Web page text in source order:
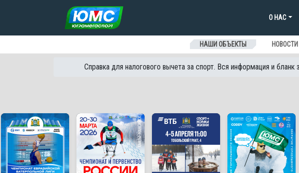
Перейти к содержанию
О НАС
НАШИ ОБЪЕКТЫ НОВОСТИ
Справка для налогового вычета за спорт. Вся информация и бланк